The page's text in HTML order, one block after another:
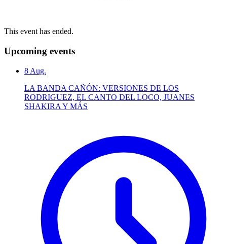
This event has ended.
Upcoming events
8 Aug.
LA BANDA CAÑÓN: VERSIONES DE LOS
RODRIGUEZ, EL CANTO DEL LOCO, JUANES
SHAKIRA Y MÁS